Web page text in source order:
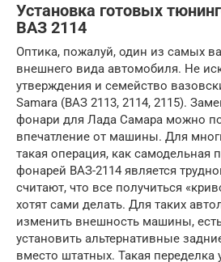
Установка готовых
ВАЗ 2114
Оптика, пожалуй, один из самых
внешнего вида автомобиля. Не
утверждения и семейство
Samara (ВАЗ 2113, 2114, 2115).
фонари для Лада Самара можно
впечатление от машины. Для
такая операция, как самодельная
фонарей ВАЗ-2114 является
считают, что все получиться
хотят сами делать. Для таких
изменить внешность машины,
установить альтернативные
вместо штатных. Такая переделка